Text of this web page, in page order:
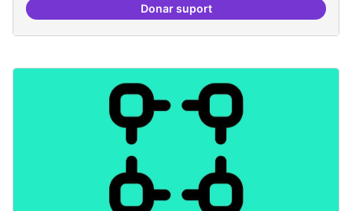
Donar suportErasmus Canòdrom